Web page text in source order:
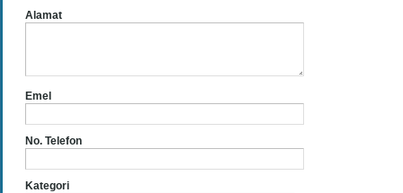
Alamat
Emel
No. Telefon
Kategori